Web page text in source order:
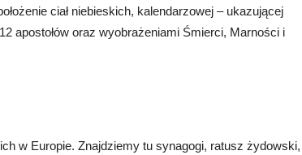
ciał niebieskich, kalendarzowej – ukazującej
apostołów oraz wyobrażeniami Śmierci, Marności i
w Europie. Znajdziemy tu synagogi, ratusz żydowski,